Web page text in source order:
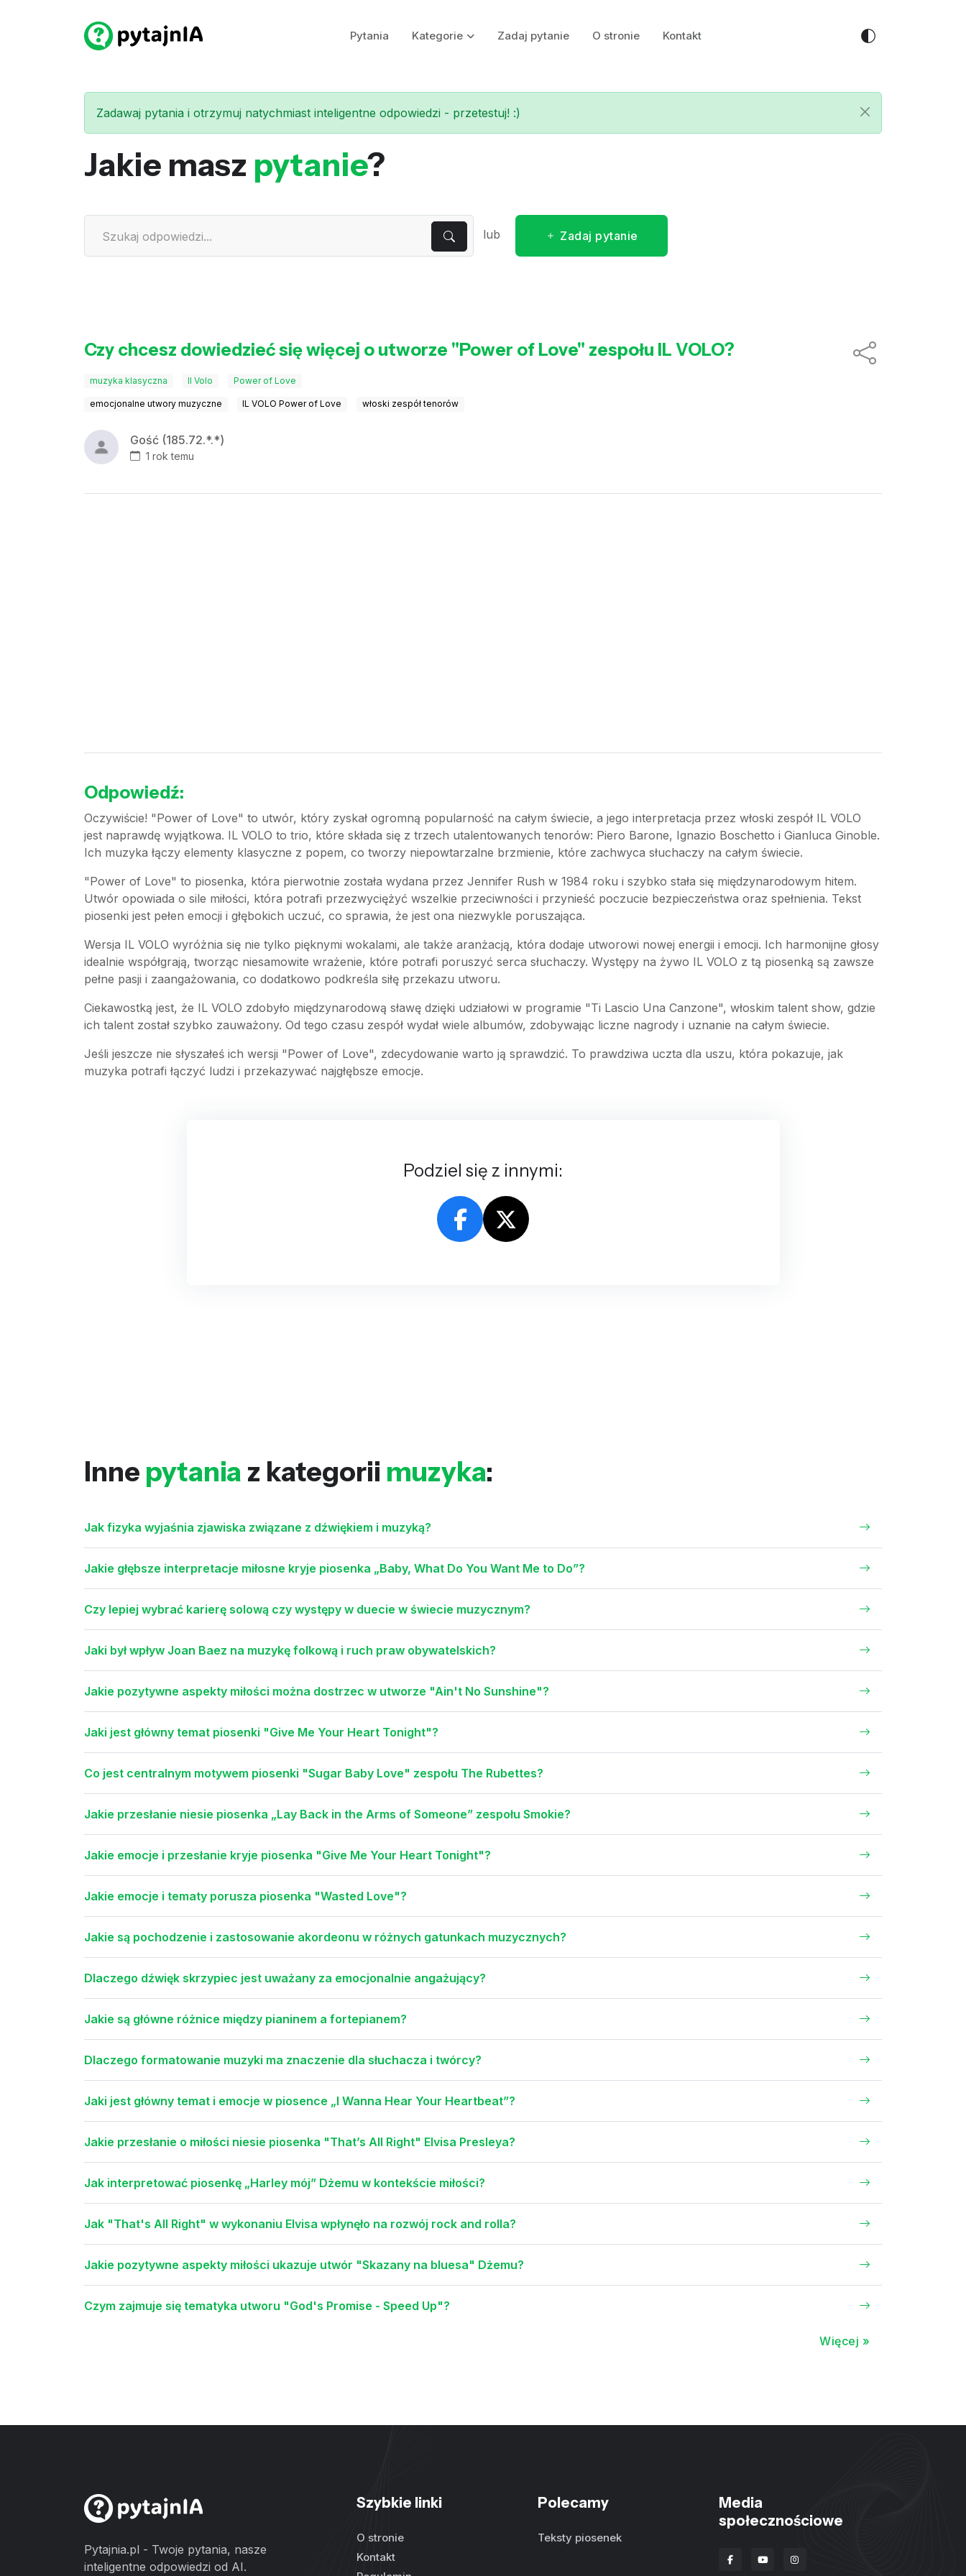
Pytania Kategorie Zadaj pytanie O stronie Kontakt
Zadawaj pytania i otrzymuj natychmiast inteligentne odpowiedzi - przetestuj! :)
Jakie masz pytanie?
lub Zadaj pytanie
Czy chcesz dowiedzieć się więcej o utworze "Power of Love" zespołu IL VOLO?
muzyka klasyczna Il Volo Power of Love
emocjonalne utwory muzyczne IL VOLO Power of Love włoski zespół tenorów
Gość (185.72.*.*)
1 rok temu
Odpowiedź:
Oczywiście! "Power of Love" to utwór, który zyskał ogromną popularność na całym świecie, a jego interpretacja przez włoski zespół IL VOLO
jest naprawdę wyjątkowa. IL VOLO to trio, które składa się z trzech utalentowanych tenorów: Piero Barone, Ignazio Boschetto i Gianluca Ginoble.
Ich muzyka łączy elementy klasyczne z popem, co tworzy niepowtarzalne brzmienie, które zachwyca słuchaczy na całym świecie.
"Power of Love" to piosenka, która pierwotnie została wydana przez Jennifer Rush w 1984 roku i szybko stała się międzynarodowym hitem.
Utwór opowiada o sile miłości, która potrafi przezwyciężyć wszelkie przeciwności i przynieść poczucie bezpieczeństwa oraz spełnienia. Tekst
piosenki jest pełen emocji i głębokich uczuć, co sprawia, że jest ona niezwykle poruszająca.
Wersja IL VOLO wyróżnia się nie tylko pięknymi wokalami, ale także aranżacją, która dodaje utworowi nowej energii i emocji. Ich harmonijne głosy
idealnie współgrają, tworząc niesamowite wrażenie, które potrafi poruszyć serca słuchaczy. Występy na żywo IL VOLO z tą piosenką są zawsze
pełne pasji i zaangażowania, co dodatkowo podkreśla siłę przekazu utworu.
Ciekawostką jest, że IL VOLO zdobyło międzynarodową sławę dzięki udziałowi w programie "Ti Lascio Una Canzone", włoskim talent show, gdzie
ich talent został szybko zauważony. Od tego czasu zespół wydał wiele albumów, zdobywając liczne nagrody i uznanie na całym świecie.
Jeśli jeszcze nie słyszałeś ich wersji "Power of Love", zdecydowanie warto ją sprawdzić. To prawdziwa uczta dla uszu, która pokazuje, jak
muzyka potrafi łączyć ludzi i przekazywać najgłębsze emocje.
Podziel się z innymi:
Inne pytania z kategorii muzyka:
Jak fizyka wyjaśnia zjawiska związane z dźwiękiem i muzyką?
Jakie głębsze interpretacje miłosne kryje piosenka „Baby, What Do You Want Me to Do”?
Czy lepiej wybrać karierę solową czy występy w duecie w świecie muzycznym?
Jaki był wpływ Joan Baez na muzykę folkową i ruch praw obywatelskich?
Jakie pozytywne aspekty miłości można dostrzec w utworze "Ain't No Sunshine"?
Jaki jest główny temat piosenki "Give Me Your Heart Tonight"?
Co jest centralnym motywem piosenki "Sugar Baby Love" zespołu The Rubettes?
Jakie przesłanie niesie piosenka „Lay Back in the Arms of Someone” zespołu Smokie?
Jakie emocje i przesłanie kryje piosenka "Give Me Your Heart Tonight"?
Jakie emocje i tematy porusza piosenka "Wasted Love"?
Jakie są pochodzenie i zastosowanie akordeonu w różnych gatunkach muzycznych?
Dlaczego dźwięk skrzypiec jest uważany za emocjonalnie angażujący?
Jakie są główne różnice między pianinem a fortepianem?
Dlaczego formatowanie muzyki ma znaczenie dla słuchacza i twórcy?
Jaki jest główny temat i emocje w piosence „I Wanna Hear Your Heartbeat”?
Jakie przesłanie o miłości niesie piosenka "That’s All Right" Elvisa Presleya?
Jak interpretować piosenkę „Harley mój” Dżemu w kontekście miłości?
Jak "That's All Right" w wykonaniu Elvisa wpłynęło na rozwój rock and rolla?
Jakie pozytywne aspekty miłości ukazuje utwór "Skazany na bluesa" Dżemu?
Czym zajmuje się tematyka utworu "God's Promise - Speed Up"?
Więcej »
Pytajnia.pl - Twoje pytania, nasze
inteligentne odpowiedzi od AI.
Szybkie linki
O stronie
Kontakt
Polecamy
Teksty piosenek
Media
społecznościowe